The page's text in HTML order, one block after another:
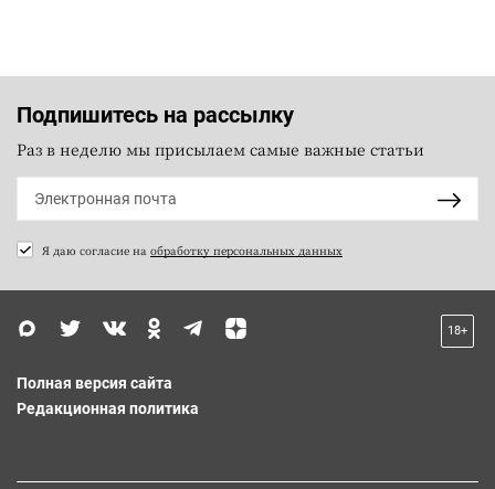
Подпишитесь на рассылку
Раз в неделю мы присылаем самые важные статьи
Я даю согласие на обработку персональных данных
18+
Полная версия сайта
Редакционная политика